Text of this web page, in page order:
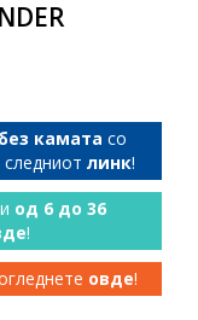
камата со
линк!
од 6 до 36
!
овде!